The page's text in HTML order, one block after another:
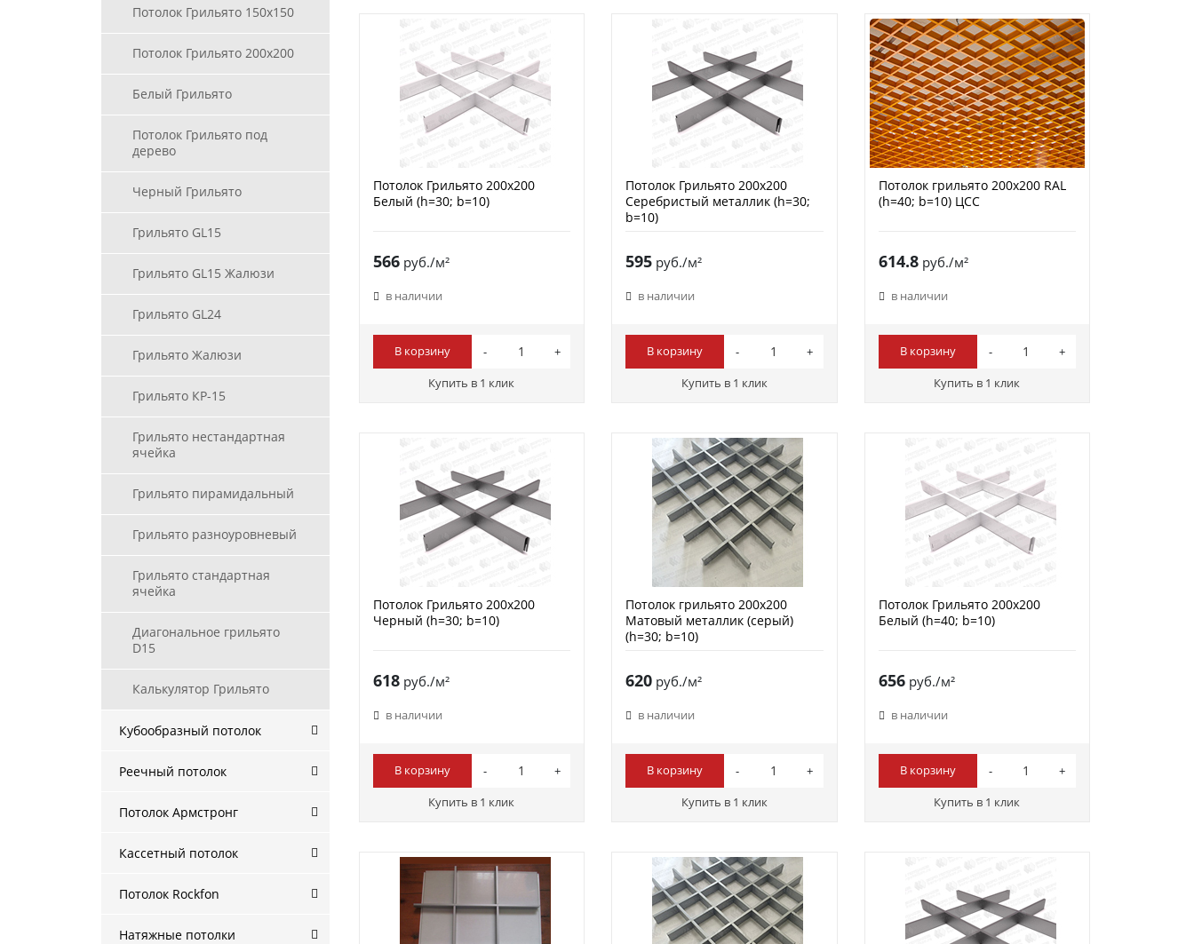
Потолок Грильято 150х150
Потолок Грильято 200х200
Белый Грильято
Потолок Грильято под
дерево
Черный Грильято
Грильято GL15
Грильято GL15 Жалюзи
Грильято GL24
Грильято Жалюзи
Грильято КР-15
Грильято нестандартная
ячейка
Грильято пирамидальный
Грильято разноуровневый
Грильято стандартная
ячейка
Диагональное грильято
D15
Калькулятор Грильято
Кубообразный потолок
Реечный потолок
Потолок Армстронг
Кассетный потолок
Потолок Rockfon
Натяжные потолки
Потолок Грильято 200х200
Белый (h=30; b=10)
566руб./м²
в наличии
В корзину
Купить в 1 клик
Потолок Грильято 200х200
Серебристый металлик (h=30;
b=10)
595 руб./м²
в наличии
В корзину
Купить в 1 клик
Потолок грильято 200х200 RAL
(h=40; b=10) ЦСС
614.8руб./м²
в наличии
В корзину
Купить в 1 клик
Потолок Грильято 200х200
Черный (h=30; b=10)
618руб./м²
в наличии
В корзину
Купить в 1 клик
Потолок грильято 200х200
Матовый металлик (серый)
(h=30; b=10)
620 руб./м²
в наличии
В корзину
Купить в 1 клик
Потолок Грильято 200х200
Белый (h=40; b=10)
656руб./м²
в наличии
В корзину
Купить в 1 клик